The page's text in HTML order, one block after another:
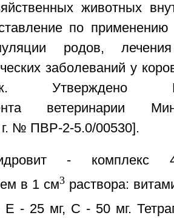
животных
по применению
родов,
заболеваний у
Утверждено
ветеринарии
г. № ПВР-2-5.0/00530].
-
в 1 см3раствора:
- 25 мг, C - 50 мг.